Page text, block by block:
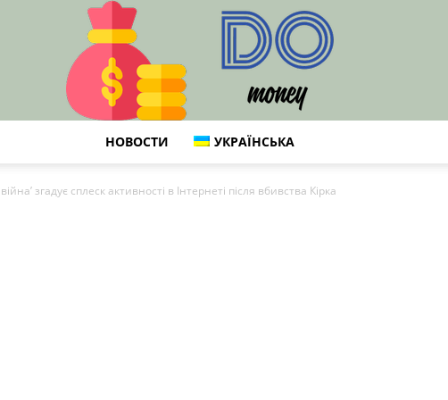
НОВОСТИ УКРАЇНСЬКА
згадує сплеск активності в Інтернеті після вбивства Кірка